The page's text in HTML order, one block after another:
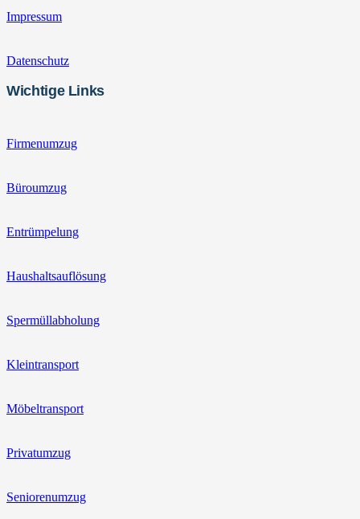
Impressum
Datenschutz
Wichtige Links
Firmenumzug
Büroumzug
Entrümpelung
Haushaltsauflösung
Spermüllabholung
Kleintransport
Möbeltransport
Privatumzug
Seniorenumzug